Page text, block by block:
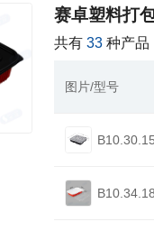
赛卓塑料打
共有33 种产品
图片/型号